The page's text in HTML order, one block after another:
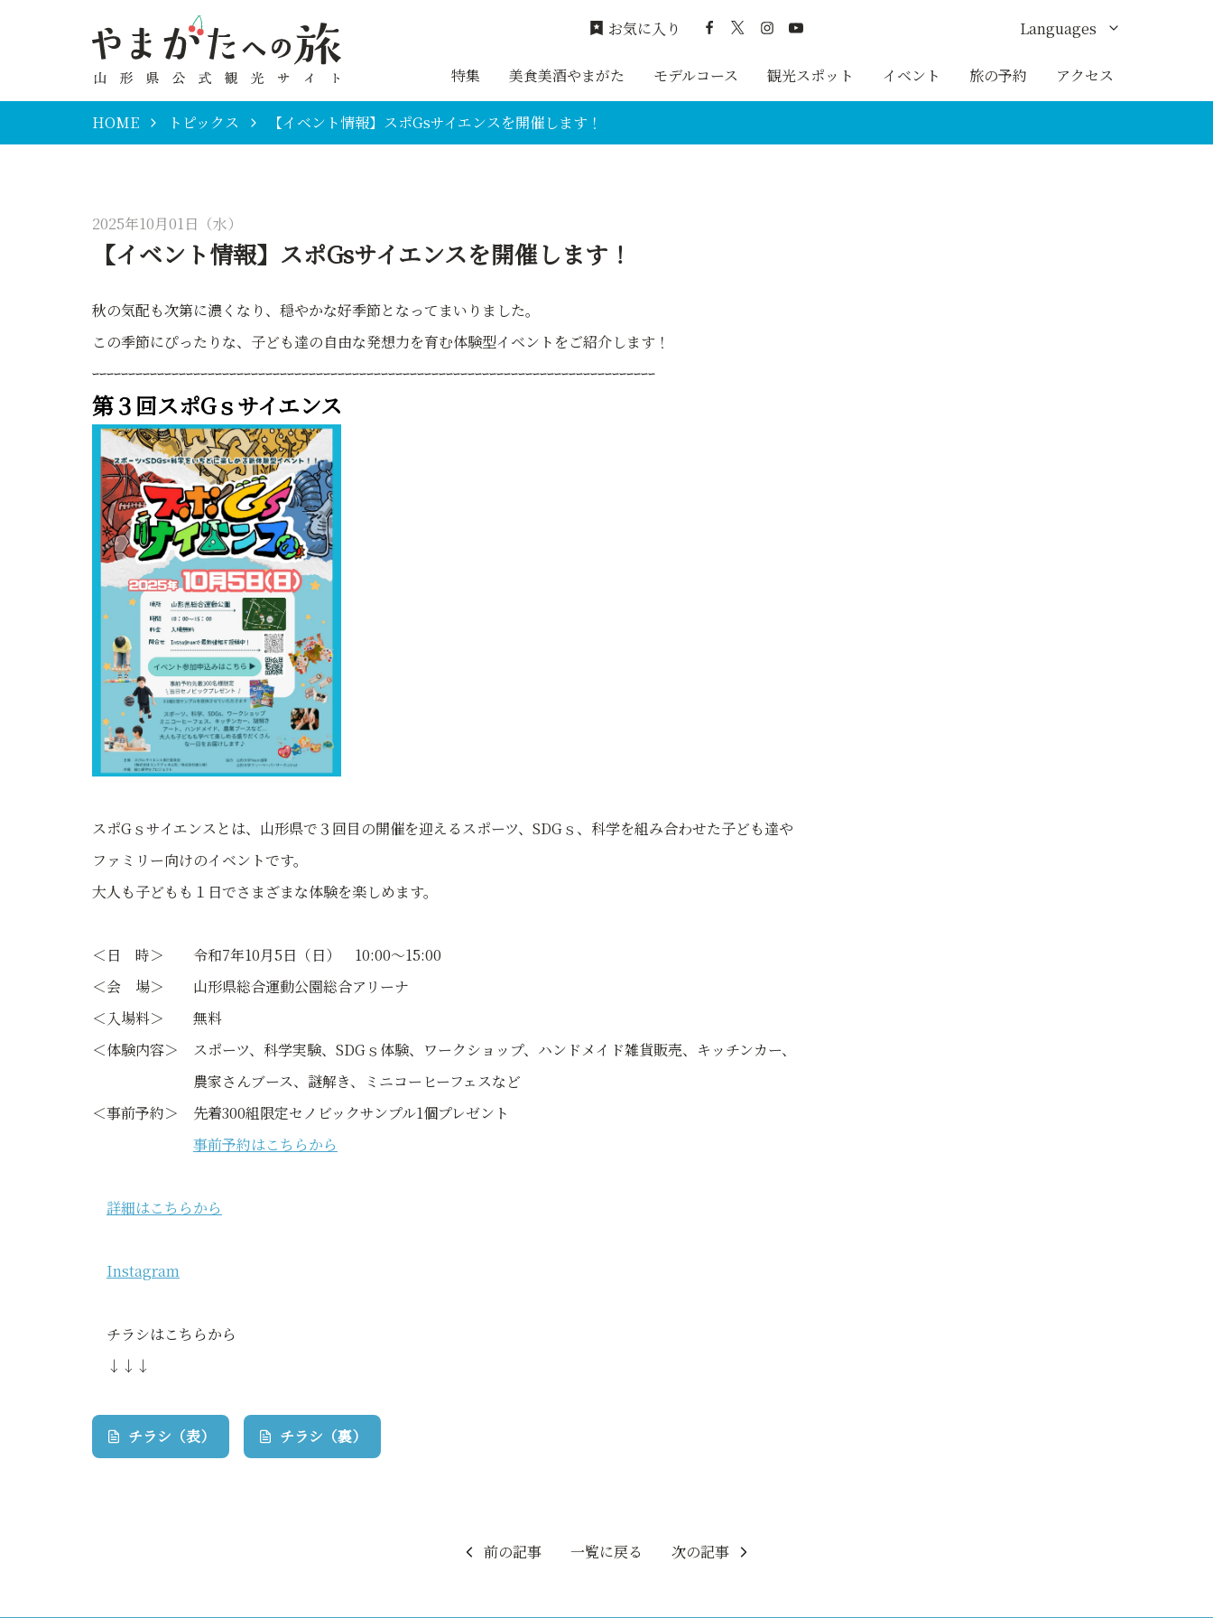
特集 美食美酒やまがた モデルコース 観光スポット イベント 旅の予約 アクセス
お気に入り Languages
English
HOME トピックス 【イベント情報】スポGsサイエンスを開催します！
【イベント情報】スポGsサイエンスを開催します！
2025年10月01日（水）
秋の気配も次第に濃くなり、穏やかな好季節となってまいりました。
この季節にぴったりな、子ども達の自由な発想力を育む体験型イベントをご紹介します！
ｰｰｰｰｰｰｰｰｰｰｰｰｰｰｰｰｰｰｰｰｰｰｰｰｰｰｰｰｰｰｰｰｰｰｰｰｰｰｰｰｰｰｰｰｰｰｰｰｰｰｰｰｰｰｰｰｰｰｰｰｰｰｰｰｰｰｰｰｰｰｰｰｰｰｰｰｰｰ
第３回スポGｓサイエンス
スポGｓサイエンスとは、山形県で３回目の開催を迎えるスポーツ、SDGｓ、科学を組み合わせた子ども達や
ファミリー向けのイベントです。
大人も子どもも１日でさまざまな体験を楽しめます。
＜日 時＞ 令和7年10月5日（日） 10:00～15:00
＜会 場＞ 山形県総合運動公園総合アリーナ
＜入場料＞ 無料
＜体験内容＞ スポーツ、科学実験、SDGｓ体験、ワークショップ、ハンドメイド雑貨販売、キッチンカー、
農家さんブース、謎解き、ミニコーヒーフェスなど
＜事前予約＞ 先着300組限定セノビックサンプル1個プレゼント
事前予約はこちらから
詳細はこちらから
Instagram
チラシはこちらから
↓↓↓
チラシ（表） チラシ（裏）
前の記事 一覧に戻る 次の記事